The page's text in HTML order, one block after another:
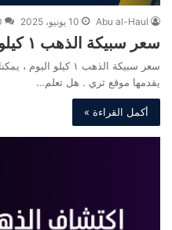
Abu al-Haul 10 يونيو، 2025
سعر سبيكة الذهب ١ كيلو
سعر سبيكة الذهب ١
يقدمها موقع ثري . هل تعلم…
أكمل القراءة »